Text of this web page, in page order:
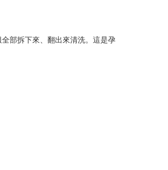
部拆下來、翻出來清洗。這是孕